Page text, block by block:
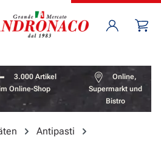
0 Produkte auf dem Merkzettel
3.000 Artikel
Online-Shop
Online,
Supermarkt und
Bistro
Antipasti